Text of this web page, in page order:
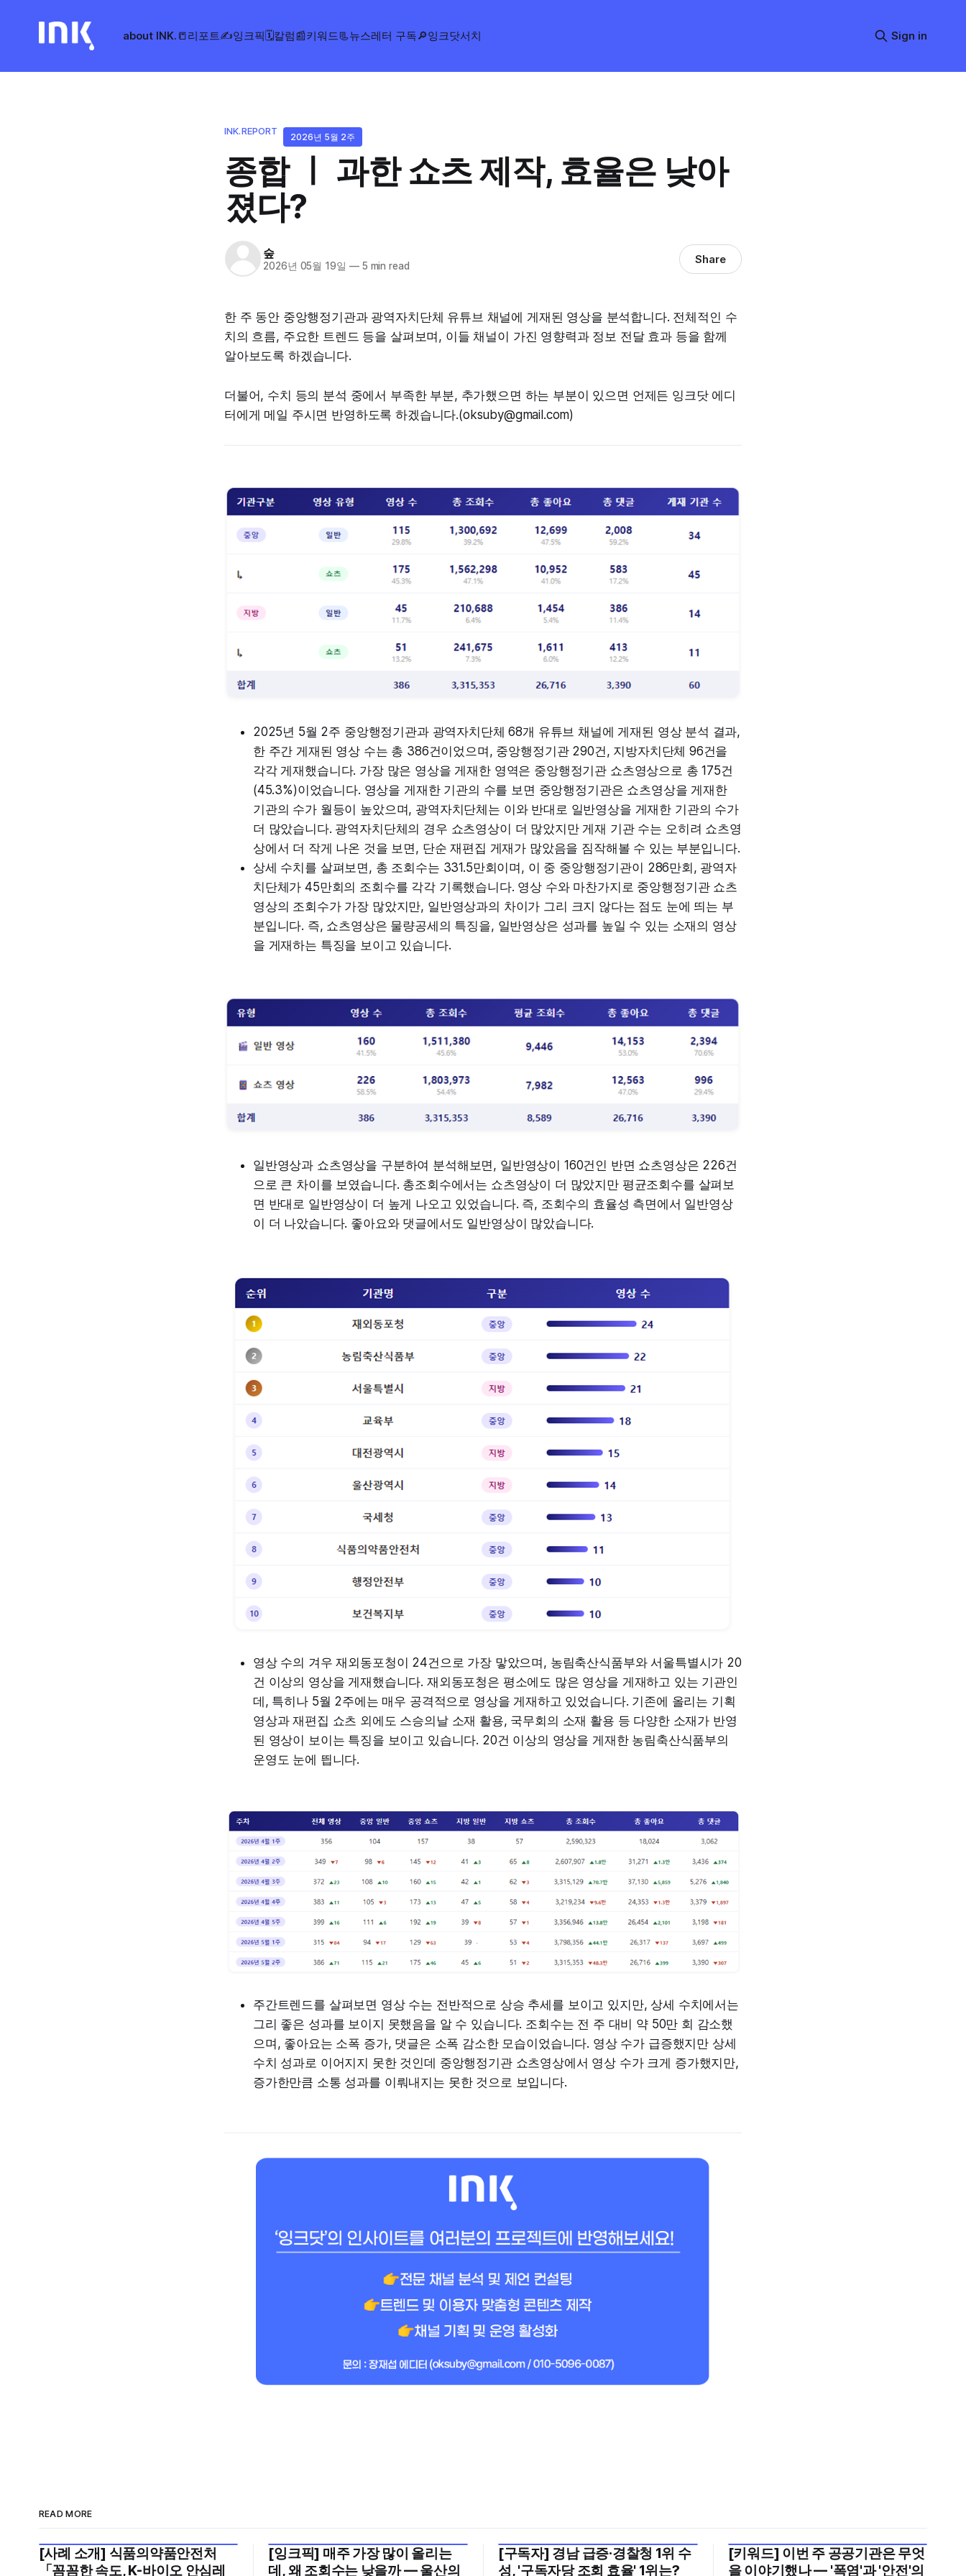
about INK.📒리포트✍️잉크픽🗓️칼럼📰키워드📃뉴스레터 구독🔎잉크닷서치 Sign in
INK.REPORT
2026년 5월 2주
종합 ㅣ 과한 쇼츠 제작, 효율은 낮아
졌다?
숲
2026년 05월 19일 —5 min read Share
한 주 동안 중앙행정기관과 광역자치단체 유튜브 채널에 게재된 영상을 분석합니다. 전체적인 수
치의 흐름, 주요한 트렌드 등을 살펴보며, 이들 채널이 가진 영향력과 정보 전달 효과 등을 함께
알아보도록 하겠습니다.
더불어, 수치 등의 분석 중에서 부족한 부분, 추가했으면 하는 부분이 있으면 언제든 잉크닷 에디
터에게 메일 주시면 반영하도록 하겠습니다.(oksuby@gmail.com)
2025년 5월 2주 중앙행정기관과 광역자치단체 68개 유튜브 채널에 게재된 영상 분석 결과,
한 주간 게재된 영상 수는 총 386건이었으며, 중앙행정기관 290건, 지방자치단체 96건을
각각 게재했습니다. 가장 많은 영상을 게재한 영역은 중앙행정기관 쇼츠영상으로 총 175건
(45.3%)이었습니다. 영상을 게재한 기관의 수를 보면 중앙행정기관은 쇼츠영상을 게재한
기관의 수가 월등이 높았으며, 광역자치단체는 이와 반대로 일반영상을 게재한 기관의 수가
더 많았습니다. 광역자치단체의 경우 쇼츠영상이 더 많았지만 게재 기관 수는 오히려 쇼츠영
상에서 더 작게 나온 것을 보면, 단순 재편집 게재가 많았음을 짐작해볼 수 있는 부분입니다.
상세 수치를 살펴보면, 총 조회수는 331.5만회이며, 이 중 중앙행정기관이 286만회, 광역자
치단체가 45만회의 조회수를 각각 기록했습니다. 영상 수와 마찬가지로 중앙행정기관 쇼츠
영상의 조회수가 가장 많았지만, 일반영상과의 차이가 그리 크지 않다는 점도 눈에 띄는 부
분입니다. 즉, 쇼츠영상은 물량공세의 특징을, 일반영상은 성과를 높일 수 있는 소재의 영상
을 게재하는 특징을 보이고 있습니다.
일반영상과 쇼츠영상을 구분하여 분석해보면, 일반영상이 160건인 반면 쇼츠영상은 226건
으로 큰 차이를 보였습니다. 총조회수에서는 쇼츠영상이 더 많았지만 평균조회수를 살펴보
면 반대로 일반영상이 더 높게 나오고 있었습니다. 즉, 조회수의 효율성 측면에서 일반영상
이 더 나았습니다. 좋아요와 댓글에서도 일반영상이 많았습니다.
영상 수의 겨우 재외동포청이 24건으로 가장 맣았으며, 농림축산식품부와 서울특별시가 20
건 이상의 영상을 게재했습니다. 재외동포청은 평소에도 많은 영상을 게재하고 있는 기관인
데, 특히나 5월 2주에는 매우 공격적으로 영상을 게재하고 있었습니다. 기존에 올리는 기획
영상과 재편집 쇼츠 외에도 스승의날 소재 활용, 국무회의 소재 활용 등 다양한 소재가 반영
된 영상이 보이는 특징을 보이고 있습니다. 20건 이상의 영상을 게재한 농림축산식품부의
운영도 눈에 띕니다.
주간트렌드를 살펴보면 영상 수는 전반적으로 상승 추세를 보이고 있지만, 상세 수치에서는
그리 좋은 성과를 보이지 못했음을 알 수 있습니다. 조회수는 전 주 대비 약 50만 회 감소했
으며, 좋아요는 소폭 증가, 댓글은 소폭 감소한 모습이었습니다. 영상 수가 급증했지만 상세
수치 성과로 이어지지 못한 것인데 중앙행정기관 쇼츠영상에서 영상 수가 크게 증가했지만,
증가한만큼 소통 성과를 이뤄내지는 못한 것으로 보입니다.
READ MORE
2026년 7월 5주
[사례 소개] 식품의약품안전처
「꼼꼼한 속도, K-바이오 안심레
2026년 7월 5주
[잉크픽] 매주 가장 많이 올리는
데, 왜 조회수는 낮을까 — 울산의
2026년 7월 5주
[구독자] 경남 급증·경찰청 1위 수
성, '구독자당 조회 효율' 1위는?
2026년 7월 5주
[키워드] 이번 주 공공기관은 무엇
을 이야기했나 — '폭염'과 '안전'의